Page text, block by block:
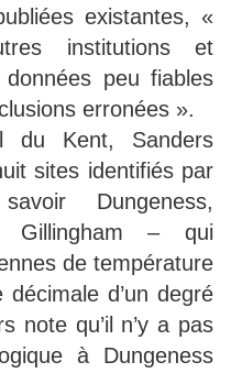
existantes, «
institutions et
peu fiables
erronées ».
du Kent, Sanders
sites identifiés par
Dungeness,
Gillingham – qui
de température
d’un degré
note qu’il n’y a pas
à Dungeness